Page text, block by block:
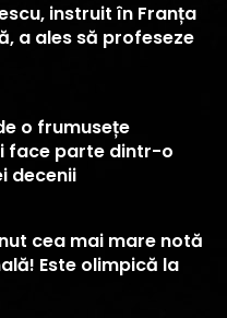
instruit în Franța
a ales să profeseze
o frumusețe
face parte dintr-o
decenii
cea mai mare notă
Este olimpică la